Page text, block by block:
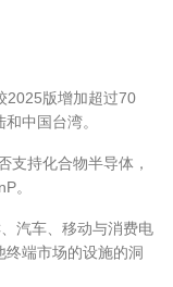
2025版增加超过70
中国台湾。
支持化合物半导体，
。
、汽车、移动与消费电
端市场的设施的洞